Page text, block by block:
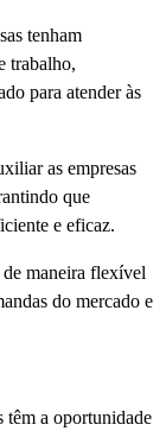
tenham
trabalho,
para atender às
as empresas
que
e eficaz.
de maneira flexível
do mercado e
têm a oportunidade